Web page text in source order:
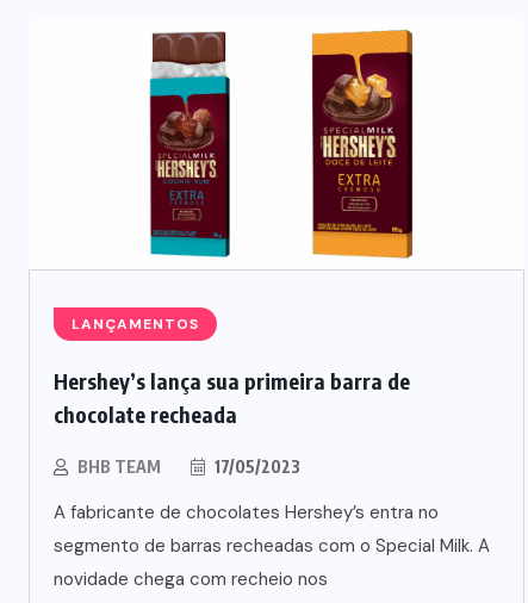
LANÇAMENTOS
Hershey’s lança sua primeira barra de
chocolate recheada
BHB TEAM 17/05/2023
A fabricante de chocolates Hershey’s entra no
segmento de barras recheadas com o Special Milk. A
novidade chega com recheio nos
NEGÓCIOS TENDÊNCIAS
iFood e grandes empresas